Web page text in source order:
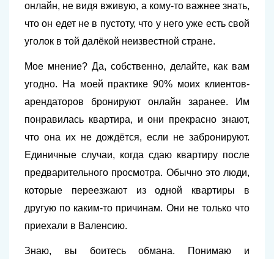
онлайн, не видя вживую, а кому-то важнее знать,
что он едет не в пустоту, что у него уже есть свой
уголок в той далёкой неизвестной стране.
Мое мнение? Да, собственно, делайте, как вам
угодно. На моей практике 90% моих клиентов-
арендаторов бронируют онлайн заранее. Им
понравилась квартира, и они прекрасно знают,
что она их не дождётся, если не забронируют.
Единичные случаи, когда сдаю квартиру после
предварительного просмотра. Обычно это люди,
которые переезжают из одной квартиры в
другую по каким-то причинам. Они не только что
приехали в Валенсию.
Знаю, вы боитесь обмана. Понимаю и